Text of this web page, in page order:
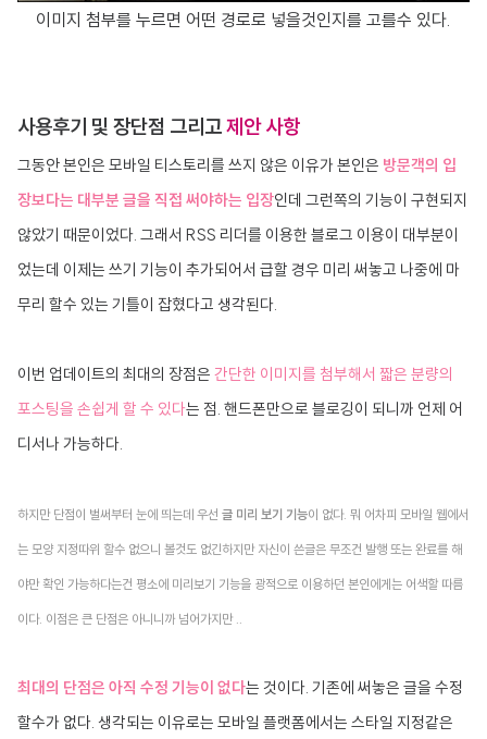
이미지 첨부를 누르면 어떤 경로로 넣을것인지를 고를수 있다.
사용후기 및 장단점 그리고제안 사항
그동안 본인은 모바일 티스토리를 쓰지 않은 이유가 본인은 방문객의 입
장보다는 대부분 글을 직접 써야하는 입장인데 그런쪽의 기능이 구현되지
않았기 때문이었다. 그래서 RSS 리더를 이용한 블로그 이용이 대부분이
었는데 이제는 쓰기 기능이 추가되어서 급할 경우 미리 써놓고 나중에 마
무리 할수 있는 기틀이 잡혔다고 생각된다.
이번 업데이트의 최대의 장점은 간단한 이미지를 첨부해서 짧은 분량의
포스팅을 손쉽게 할 수 있다는 점. 핸드폰만으로 블로깅이 되니까 언제 어
디서나 가능하다.
하지만 단점이 벌써부터 눈에 띄는데 우선 글 미리 보기 기능이 없다. 뭐 어차피 모바일 웹에서
는 모양 지정따위 할수 없으니 볼것도 없긴하지만 자신이 쓴글은 무조건 발행 또는 완료를 해
야만 확인 가능하다는건 평소에 미리보기 기능을 광적으로 이용하던 본인에게는 어색할 따름
이다. 이점은 큰 단점은 아니니까 넘어가지만 ..
최대의 단점은 아직 수정 기능이 없다는 것이다. 기존에 써놓은 글을 수정
할수가 없다. 생각되는 이유로는 모바일 플랫폼에서는 스타일 지정같은